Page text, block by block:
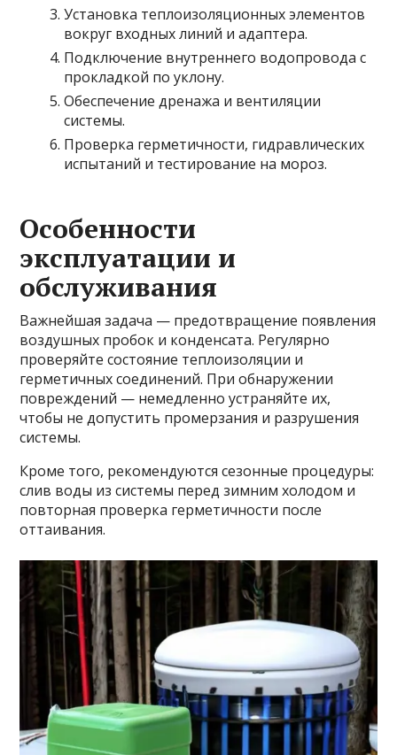
Установка теплоизоляционных элементов
вокруг входных линий и адаптера.
Подключение внутреннего водопровода с
прокладкой по уклону.
Обеспечение дренажа и вентиляции
системы.
Проверка герметичности, гидравлических
испытаний и тестирование на мороз.
Особенности
эксплуатации и
обслуживания
Важнейшая задача — предотвращение появления
воздушных пробок и конденсата. Регулярно
проверяйте состояние теплоизоляции и
герметичных соединений. При обнаружении
повреждений — немедленно устраняйте их,
чтобы не допустить промерзания и разрушения
системы.
Кроме того, рекомендуются сезонные процедуры:
слив воды из системы перед зимним холодом и
повторная проверка герметичности после
оттаивания.